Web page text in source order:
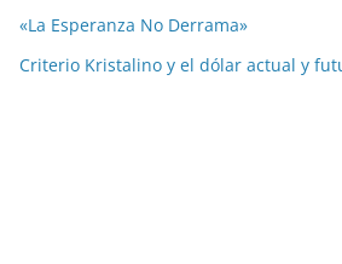
«La Esperanza No Derrama»
Criterio Kristalino y el dólar actual y